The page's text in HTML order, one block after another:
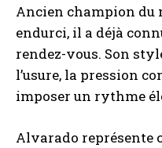
Ancien champion du
endurci, il a déjà
rendez-vous. Son
l’usure, la pression
imposer un rythme
Alvarado représente